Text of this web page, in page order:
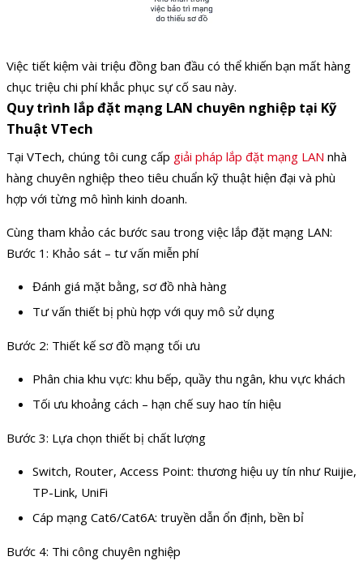
Việc tiết kiệm vài triệu đồng ban đầu có thể khiến bạn mất hàng
chục triệu chi phí khắc phục sự cố sau này.
Quy trình lắp đặt mạng LAN chuyên nghiệp tại Kỹ
Thuật VTech
Tại VTech, chúng tôi cung cấp giải pháp lắp đặt mạng LAN nhà
hàng chuyên nghiệp theo tiêu chuẩn kỹ thuật hiện đại và phù
hợp với từng mô hình kinh doanh.
Cùng tham khảo các bước sau trong việc lắp đặt mạng LAN:
Bước 1: Khảo sát – tư vấn miễn phí
Đánh giá mặt bằng, sơ đồ nhà hàng
Tư vấn thiết bị phù hợp với quy mô sử dụng
Bước 2: Thiết kế sơ đồ mạng tối ưu
Phân chia khu vực: khu bếp, quầy thu ngân, khu vực khách
Tối ưu khoảng cách – hạn chế suy hao tín hiệu
Bước 3: Lựa chọn thiết bị chất lượng
Switch, Router, Access Point: thương hiệu uy tín như Ruijie,
TP-Link, UniFi
Cáp mạng Cat6/Cat6A: truyền dẫn ổn định, bền bỉ
Bước 4: Thi công chuyên nghiệp